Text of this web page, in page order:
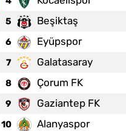
5 Beşiktaş
6 Eyüpspor
7 Galatasaray
8 Çorum FK
9 Gaziantep FK
10 Alanyaspor